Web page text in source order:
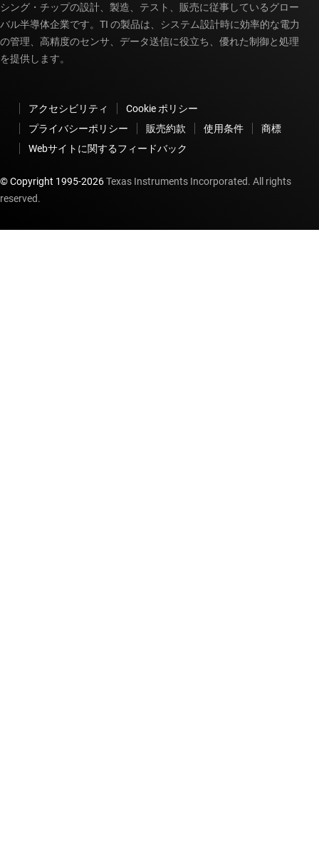
シング・チップの設計、製造、テスト、販売に従事しているグロー
バル半導体企業です。TI の製品は、システム設計時に効率的な電力
の管理、高精度のセンサ、データ送信に役立ち、優れた制御と処理
を提供します。
アクセシビリティ
Cookie ポリシー
プライバシーポリシー
販売約款 使用条件
商標
Webサイトに関するフィードバック
© Copyright 1995-2026Texas Instruments Incorporated. All rights
reserved.